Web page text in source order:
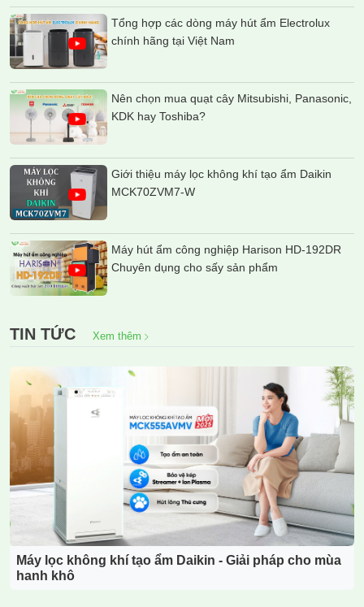
Tổng hợp các dòng máy hút ẩm Electrolux
chính hãng tại Việt Nam
Nên chọn mua quạt cây Mitsubishi, Panasonic,
KDK hay Toshiba?
Giới thiệu máy lọc không khí tạo ẩm Daikin
MCK70ZVM7-W
Máy hút ẩm công nghiệp Harison HD-192DR
Chuyên dụng cho sấy sản phẩm
TIN TỨC Xem thêm
Máy lọc không khí tạo ẩm Daikin - Giải pháp cho mùa
hanh khô